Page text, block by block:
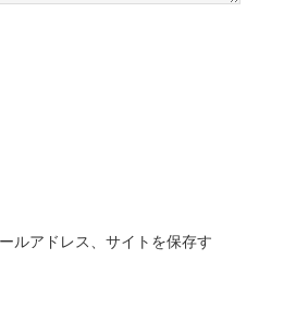
ルアドレス、サイトを保存す